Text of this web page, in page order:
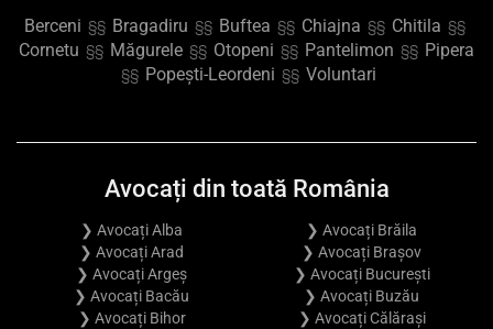
Berceni §§ Bragadiru §§ Buftea §§ Chiajna §§ Chitila §§
Cornetu §§ Măgurele §§ Otopeni §§ Pantelimon §§ Pipera
§§ Popești-Leordeni §§ Voluntari
Avocați din toată România
❯ Avocați Alba
❯ Avocați Arad
❯ Avocați Argeș
❯ Avocați Bacău
❯ Avocați Bihor
❯ Avocați Brăila
❯ Avocați Brașov
❯ Avocați București
❯ Avocați Buzău
❯ Avocați Călărași